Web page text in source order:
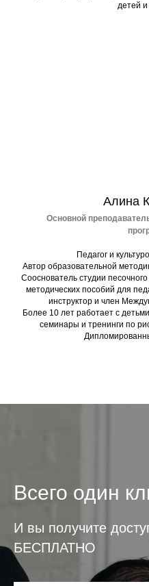
детей
Алина
Основной
Педагог и
Автор образовательной
Сооснователь студии
методических пособий для
инструктор и член
Более 10 лет работает с
семинары и тренинги по
Всего один
И вы получите
БЕСПЛАТНО
ПРИНИМАЕМ ОПЛАТУ: